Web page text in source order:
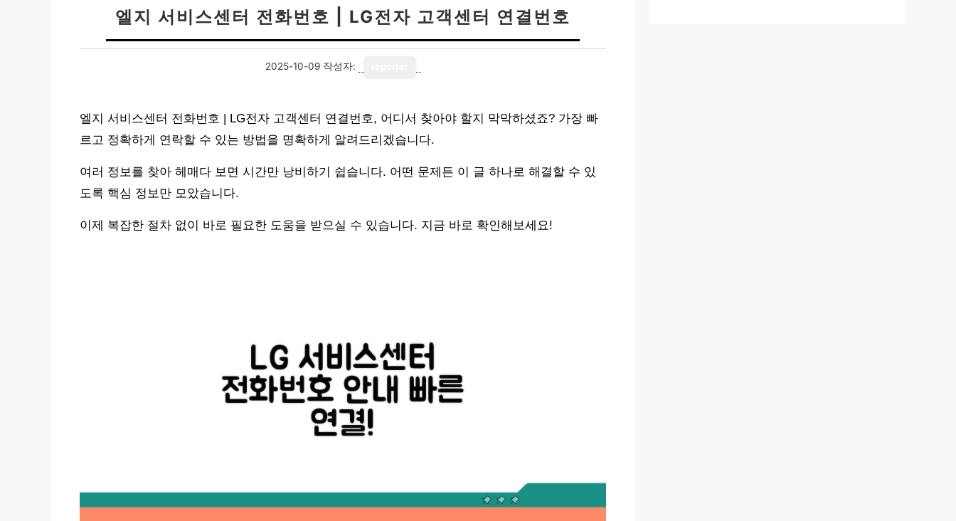
엘지 서비스센터 전화번호 | LG전자 고객센터 연결번호
2025-10-09 작성자:
엘지 서비스센터 전화번호 | LG전자 고객센터 연결번호, 어디서 찾아야 할지 막막하셨죠? 가장 빠
르고 정확하게 연락할 수 있는 방법을 명확하게 알려드리겠습니다.
여러 정보를 찾아 헤매다 보면 시간만 낭비하기 쉽습니다. 어떤 문제든 이 글 하나로 해결할 수 있
도록 핵심 정보만 모았습니다.
이제 복잡한 절차 없이 바로 필요한 도움을 받으실 수 있습니다. 지금 바로 확인해보세요!